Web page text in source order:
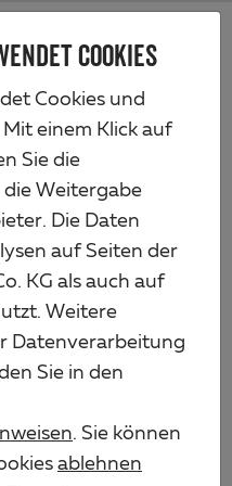
COOKIES
Cookies und
einem Klick auf
Sie die
Weitergabe
Die Daten
auf Seiten der
KG als auch auf
Weitere
Datenverarbeitung
Sie in den
. Sie können
ablehnen
& Schranken